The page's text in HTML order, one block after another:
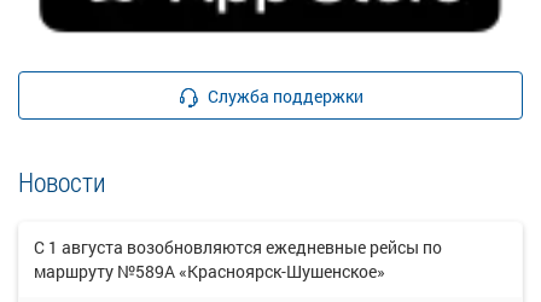
Служба поддержки
Новости
С 1 августа возобновляются ежедневные рейсы по
маршруту №589А «Красноярск-Шушенское»